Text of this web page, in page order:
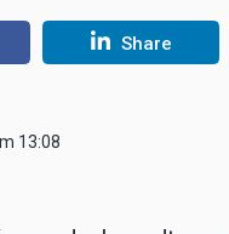
Share
13:08